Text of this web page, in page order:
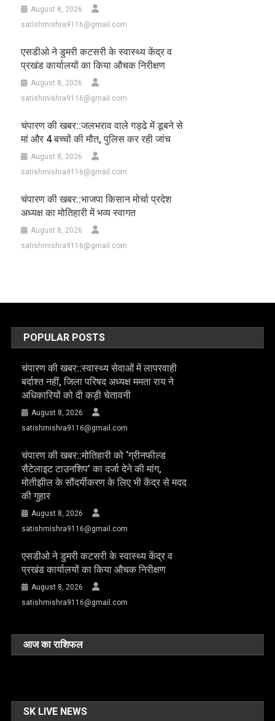
August 8, 2026
satishmishra9116@gmail.com
एसडीओ ने डुमरी कटसरी के स्वास्थ्य केंद्र व
प्रखंड कार्यालयों का किया औचक निरीक्षण
August 8, 2026
satishmishra9116@gmail.com
चंपारण की खबर::जलभराव वाले गड्ढे में डूबने से
मां और 4 बच्चों की मौत, पुलिस कर रही जांच
August 8, 2026
satishmishra9116@gmail.com
चंपारण की खबर::भाजपा किसान मोर्चा प्रदेश
अध्यक्ष का मोतिहारी में भव्य स्वागत
August 8, 2026
satishmishra9116@gmail.com
POPULAR POSTS
चंपारण की खबर::स्वास्थ्य सेवाओं में लापरवाही
बर्दाश्त नहीं, जिला परिषद अध्यक्ष ममता राय ने
अधिकारियों को दी कड़ी चेतावनी
August 8, 2026
satishmishra9116@gmail.com
चंपारण की खबर::मोतिहारी को ‘ग्रीनफील्ड
सैटेलाइट टाउनशिप’ का दर्जा देने की मांग,
मोतीझील के सौंदर्यीकरण के लिए भी केंद्र से मदद
की गुहार
August 8, 2026
satishmishra9116@gmail.com
एसडीओ ने डुमरी कटसरी के स्वास्थ्य केंद्र व
प्रखंड कार्यालयों का किया औचक निरीक्षण
August 8, 2026
satishmishra9116@gmail.com
आज का राशिफल
SK LIVE NEWS